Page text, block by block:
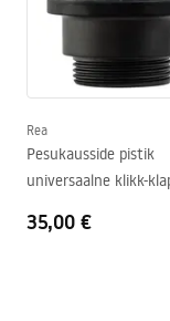
Laius
Kõrgus
Sügavus
Kraani auk
Ülevooluava
Rea
Pesukausside pistik
universaalne klikk-
35,00 €